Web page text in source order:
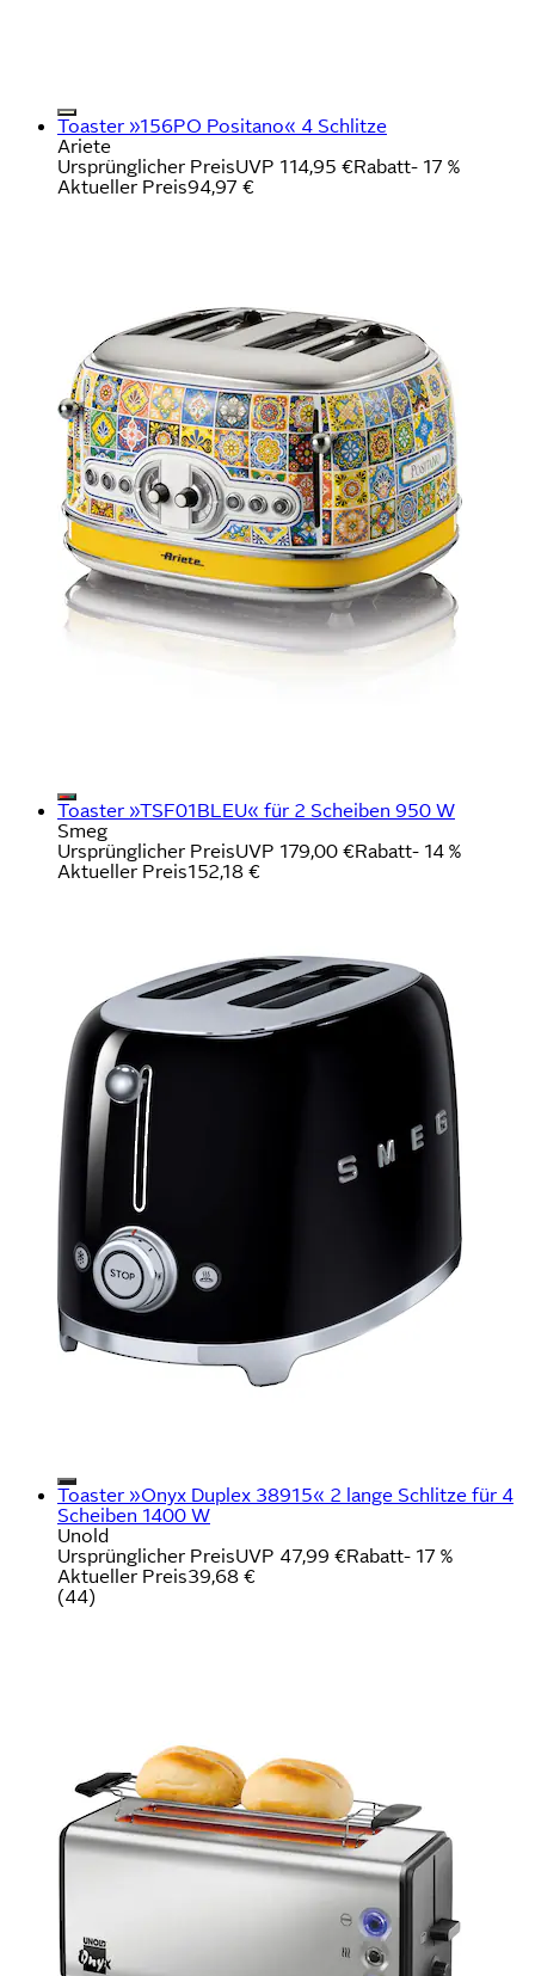
Toaster »156PO Positano« 4 Schlitze
Ariete
Ursprünglicher PreisUVP 114,95 €Rabatt- 17 %
Aktueller Preis94,97 €
Toaster »TSF01BLEU« für 2 Scheiben 950 W
Smeg
Ursprünglicher PreisUVP 179,00 €Rabatt- 14 %
Aktueller Preis152,18 €
Toaster »Onyx Duplex 38915« 2 lange Schlitze für 4
Scheiben 1400 W
Unold
Ursprünglicher PreisUVP 47,99 €Rabatt- 17 %
Aktueller Preis39,68 €
(44)